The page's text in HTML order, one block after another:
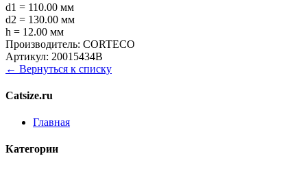
d1 = 110.00 мм
d2 = 130.00 мм
h = 12.00 мм
Производитель: CORTECO
Артикул: 20015434B
← Вернуться к списку
Catsize.ru
Главная
Категории